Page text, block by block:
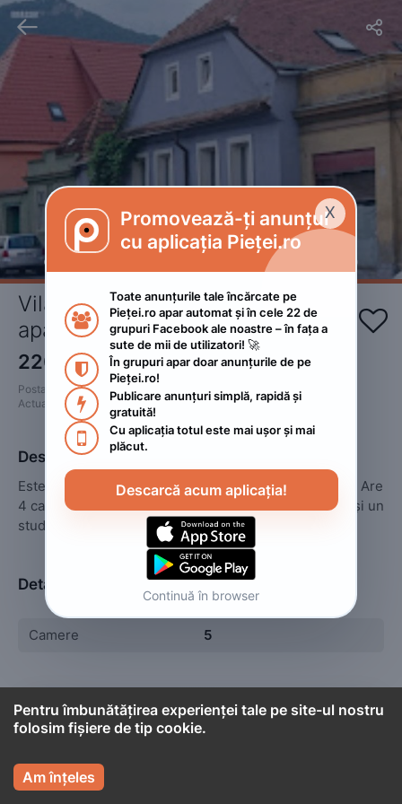
 
Vila cu 4 camere duble și un
apartament de 4 persoane

220 RON
• Negociabil
Postat
2023. decembrie 26.
Actualizat
2023. decembrie 26.
Descriere
Este situată la 7 min de mers pe jos de centrul istoric. Are
4 camere duble, o bucătărie complet utilată la parter și un
studio în aceeași curte, de maxim 4 persoane
Detalii
Camere 5
 Cont titular
X
Promovează-ți anunțul
cu aplicația Pieței.ro

Toate anunțurile tale încărcate pe
Pieței.ro apar automat și în cele 22 de
grupuri Facebook ale noastre – în fața a
sute de mii de utilizatori! 🚀

În grupuri apar doar anunțurile de pe
Pieței.ro!

Publicare anunțuri simplă, rapidă și
gratuită!

Cu aplicația totul este mai ușor și mai
plăcut.
Descarcă acum aplicația!
Continuă în browser
Pentru îmbunătățirea experienței tale pe site-ul nostru
folosim fișiere de tip cookie.
Am înțeles